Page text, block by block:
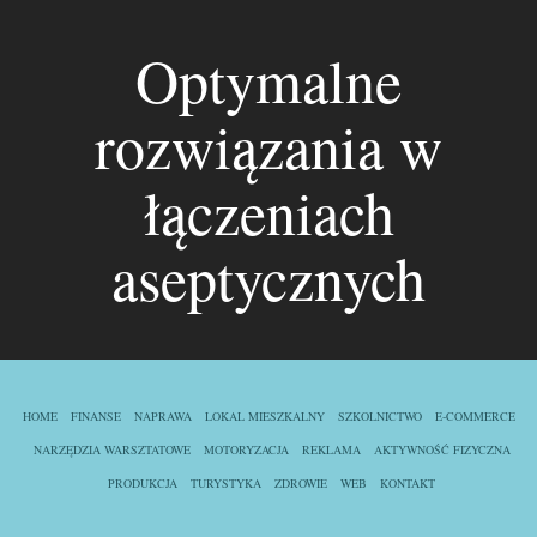
Optymalne
rozwiązania w
łączeniach
aseptycznych
HOME FINANSE NAPRAWA LOKAL MIESZKALNY SZKOLNICTWO
E-COMMERCE
NARZĘDZIA WARSZTATOWE
MOTORYZACJA REKLAMA
AKTYWNOŚĆ FIZYCZNA
PRODUKCJA
TURYSTYKA ZDROWIE WEB KONTAKT